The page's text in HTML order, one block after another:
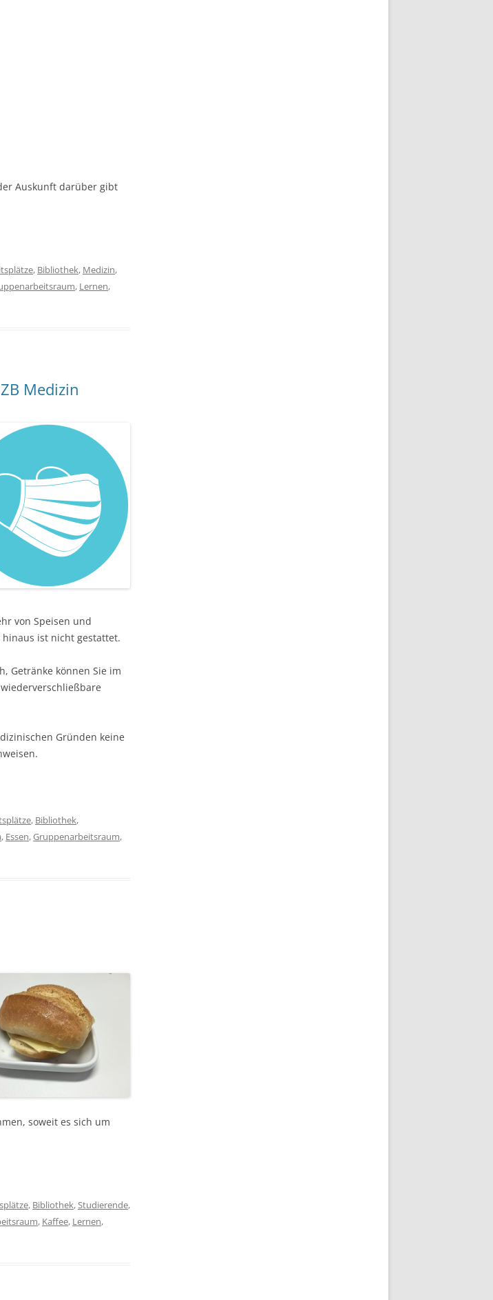
Auskunft darüber gibt
, Bibliothek, Medizin,
, Lernen,
Medizin
von Speisen und
ist nicht gestattet.
Getränke können Sie im
Gründen keine
, Bibliothek,
, Essen,Gruppenarbeitsraum,
soweit es sich um
, Bibliothek, Studierende,
, Kaffee, Lernen,